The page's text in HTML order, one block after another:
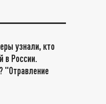
узнали, кто
в России.
"Отравление